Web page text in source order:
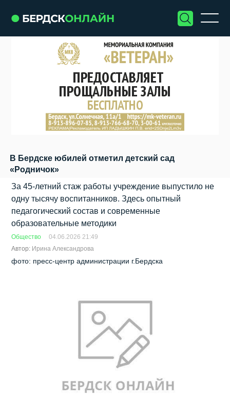
В Бердске юбилей отметил детский сад
«Родничок»
За 45-летний стаж работы учреждение выпустило не
одну тысячу воспитанников. Здесь опытный
педагогический состав и современные
образовательные методики
Общество
04.06.2026 21:49
Автор: Ирина Александрова
фото: пресс-центр администрации г.Бердска